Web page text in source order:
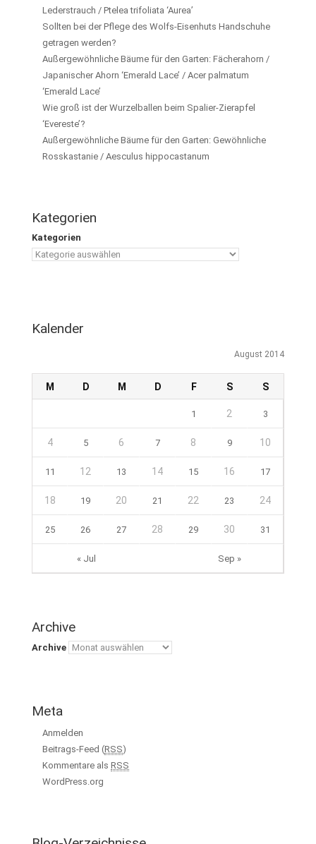
Lederstrauch / Ptelea trifoliata ‘Aurea’
Sollten bei der Pflege des Wolfs-Eisenhuts Handschuhe
getragen werden?
Außergewöhnliche Bäume für den Garten: Fächerahorn /
Japanischer Ahorn ‘Emerald Lace’ / Acer palmatum
‘Emerald Lace’
Wie groß ist der Wurzelballen beim Spalier-Zierapfel
‘Evereste’?
Außergewöhnliche Bäume für den Garten: Gewöhnliche
Rosskastanie / Aesculus hippocastanum
Kategorien
Kategorien
Kalender
August 2014
M D M D F S S
« Jul Sep »
1 2 3
4 5 6 7 8 9 10
11 12 13 14 15 16 17
18 19 20 21 22 23 24
25 26 27 28 29 30 31
Archive
Archive
Meta
Anmelden
Beitrags-Feed (RSS)
Kommentare als RSS
WordPress.org